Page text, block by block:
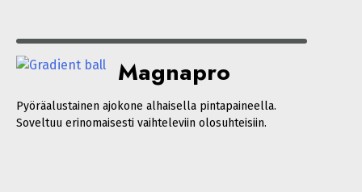
Magnapro
Pyöräalustainen ajokone alhaisella pintapaineella.
Soveltuu erinomaisesti vaihteleviin olosuhteisiin.